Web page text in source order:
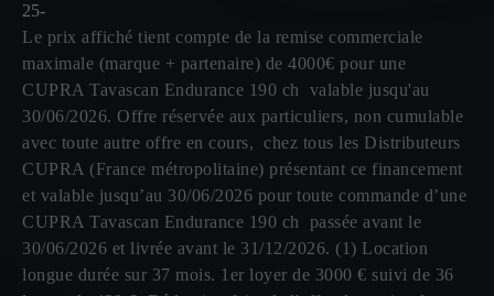
25-
Le prix affiché tient compte de la remise commerciale
maximale (marque + partenaire) de 4000€ pour une
CUPRA Tavascan Endurance 190 ch valable jusqu'au
30/06/2026. Offre réservée aux particuliers, non cumulable
avec toute autre offre en cours, chez tous les Distributeurs
CUPRA (France métropolitaine) présentant ce financement
et valable jusqu’au 30/06/2026 pour toute commande d’une
CUPRA Tavascan Endurance 190 ch passée avant le
30/06/2026 et livrée avant le 31/12/2026. (1) Location
longue durée sur 37 mois. 1er loyer de 3000 € suivi de 36